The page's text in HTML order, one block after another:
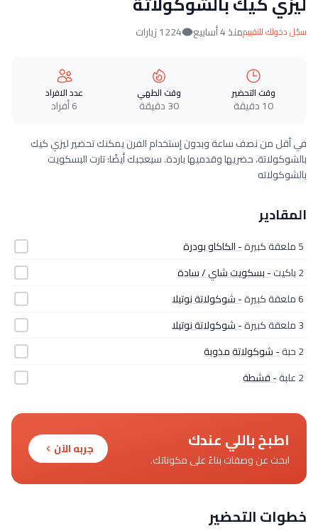
سجّل دخولك للتقييممنذ 4 أسابيع 1224 زيارات
وقت التحضير
10 دقيقة
وقت الطهي
30 دقيقة
عدد الافراد
6 أفراد
في أقل من نصف ساعة وبدون إستخدام الفرن يمكنك تحضير ليزي كيك
بالشوكولاتة، حضريها وقدميها باردة. سيعجبك أيضُا: تارت البسكويت
بالشوكولاته
المقادير
5 ملعقة كبيرة
- الكاكاو بودرة
2 باكيت
- بسكويت شاي / سادة
6 ملعقة كبيرة
- شوكولاتة نوتيلا
3 ملعقة كبيرة
- شوكولاتة نوتيلا
2 حبة
- شوكولاتة مذوبة
2 علبة
- قشطة
اطبخ باللي عندك
ابحث عن وصفات بناءً على مكوناتك.
جربه الآن
خطوات التحضير